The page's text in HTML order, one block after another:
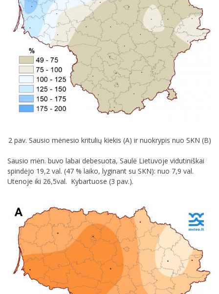
2 pav. Sausio mėnesio kritulių kiekis (A) ir nuokrypis nuo SKN (B)
Sausio mėn. buvo labai debesuota, Saulė Lietuvoje vidutiniškai
spindėjo 19,2 val. (47 % laiko, lyginant su SKN): nuo 7,9 val.
Utenoje iki 26,5val. Kybartuose (3 pav.).